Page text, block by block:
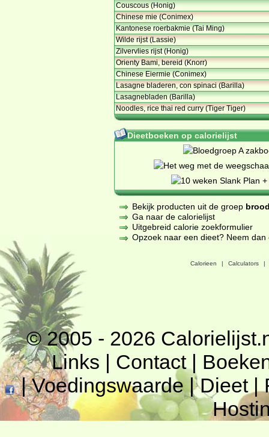
Couscous (Honig)
Chinese mie (Conimex)
Kantonese roerbakmie (Tai Ming)
Wilde rijst (Lassie)
Zilvervlies rijst (Honig)
Orienty Bami, bereid (Knorr)
Chinese Eiermie (Conimex)
Lasagne bladeren, con spinaci (Barilla)
Lasagnebladen (Barilla)
Noodles, rice thai red curry (Tiger Tiger)
Dieetboeken op calorielijst
Bekijk producten uit de groep
Ga naar de calorielijst
Uitgebreid calorie zoekformulier
Opzoek naar een dieet? Neem
Calorieen | Calculators |
© 2005 - 2026
Links | Contact|
|Voedingswaarde|Dieet|